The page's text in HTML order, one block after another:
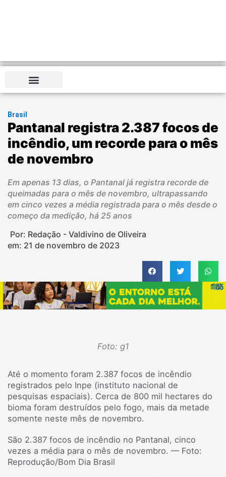
Brasil
Pantanal registra 2.387 focos de
incêndio, um recorde para o mês
de novembro
Em apenas 13 dias, o Pantanal já registra recorde de
queimadas para o mês de novembro, ultrapassando
em cinco vezes a média registrada para o mês desde o
começo da medição, há 25 anos
Por: Redação - Valdivino de Oliveira
em: 21 de novembro de 2023
Foto: g1
Até o momento foram 2.387 focos de incêndio
registrados pelo Inpe (instituto nacional de
pesquisas espaciais). Cerca de 800 mil hectares do
bioma foram destruídos pelo fogo, mais da metade
somente neste mês de novembro.
São 2.387 focos de incêndio no Pantanal, cinco
vezes a média para o mês de novembro. — Foto:
Reprodução/Bom Dia Brasil